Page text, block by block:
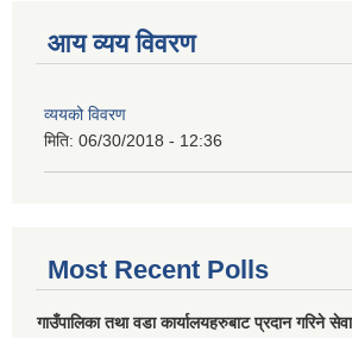
आय व्यय विवरण
व्ययको विवरण
मिति: 06/30/2018 - 12:36
Most Recent Polls
गाउँपालिका तथा वडा कार्यालयहरुबाट प्रदान गरिने